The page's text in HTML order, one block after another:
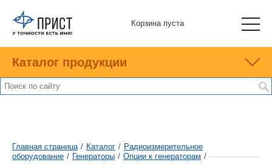
Корзина пуста
Каталог продукции
Главная страница / Каталог / Радиоизмерительное
оборудование / Генераторы / Опции к генераторам /